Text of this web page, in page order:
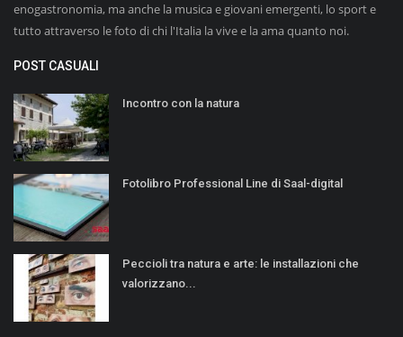
enogastronomia, ma anche la musica e giovani emergenti, lo sport e
tutto attraverso le foto di chi l'Italia la vive e la ama quanto noi.
POST CASUALI
Incontro con la natura
Fotolibro Professional Line di Saal-digital
Peccioli tra natura e arte: le installazioni che
valorizzano...